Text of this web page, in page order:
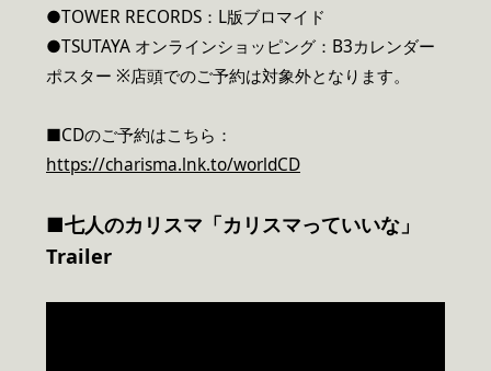
●TOWER RECORDS：L版ブロマイド
●TSUTAYA オンラインショッピング：B3カレンダー
ポスター ※店頭でのご予約は対象外となります。
■CDのご予約はこちら：
https://charisma.lnk.to/worldCD
■七人のカリスマ「カリスマっていいな」
Trailer